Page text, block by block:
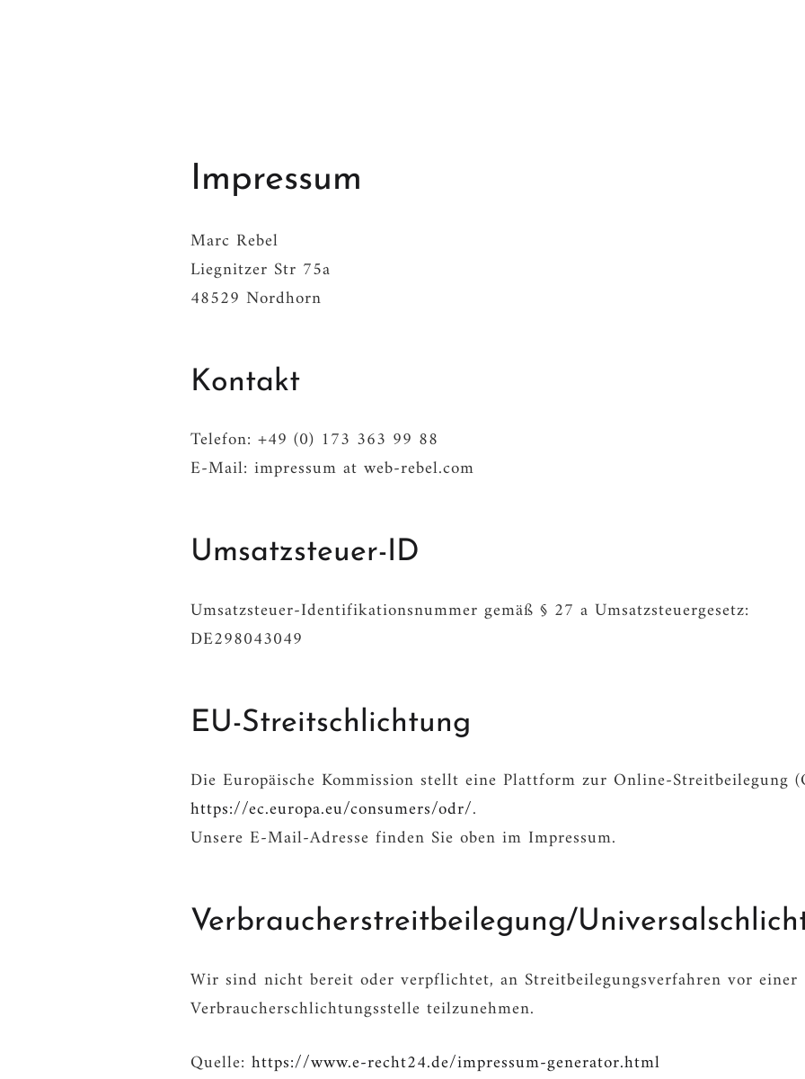
Impressum
Marc Rebel
Liegnitzer Str 75a
48529 Nordhorn
Kontakt
Telefon: +49 (0) 173 363 99 88
E-Mail: impressum at web-rebel.com
Umsatzsteuer-ID
Umsatzsteuer-Identifikationsnummer gemäß § 27 a Umsatzsteuergesetz:
DE298043049
EU-Streitschlichtung
Die Europäische Kommission stellt eine Plattform zur Online-Streitbeilegung
https://ec.europa.eu/consumers/odr/.
Unsere E-Mail-Adresse finden Sie oben im Impressum.
Verbraucher­streit­beilegung/
Wir sind nicht bereit oder verpflichtet, an Streitbeilegungsverfahren vor einer
Verbraucherschlichtungsstelle teilzunehmen.
Quelle: https://www.e-recht24.de/impressum-generator.html